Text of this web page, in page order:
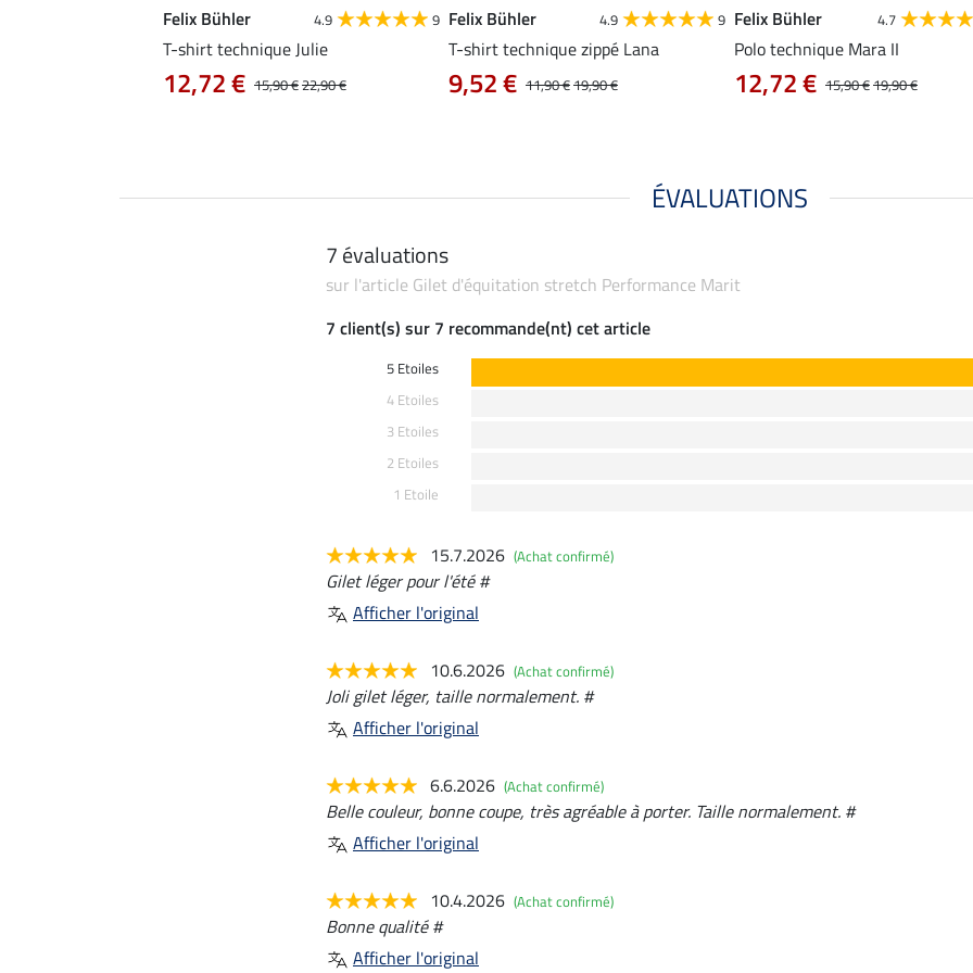
Felix Bühler 4.9 9
T-shirt technique Julie
15,90 €22,90 €
12,72 €
Felix Bühler 4.9 9
T-shirt technique zippé Lana
11,90 €19,90 €
9,52 €
Felix Bühler 4.7
Polo technique Mara II
15,90 €19,90 €
12,72 €
ÉVALUATIONS
7 évaluations
sur l'article Gilet d'équitation stretch Performance Marit
7 client(s) sur 7 recommande(nt) cet article
5 Etoiles
4 Etoiles
3 Etoiles
2 Etoiles
1 Etoile
15.7.2026 (Achat confirmé)
Gilet léger pour l'été #
Afficher l'original
10.6.2026 (Achat confirmé)
Joli gilet léger, taille normalement. #
Afficher l'original
6.6.2026 (Achat confirmé)
Belle couleur, bonne coupe, très agréable à porter. Taille normalement. #
Afficher l'original
10.4.2026 (Achat confirmé)
Bonne qualité #
Afficher l'original